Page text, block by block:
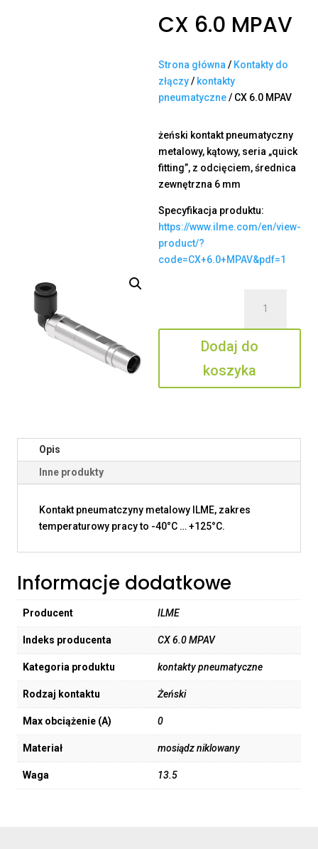
CX 6.0 MPAV
Strona główna / Kontakty do
złączy/ kontakty
pneumatyczne/ CX 6.0 MPAV
żeński kontakt pneumatyczny
metalowy, kątowy, seria „quick
fitting”, z odcięciem, średnica
zewnętrzna 6 mm
Specyfikacja produktu:
https://www.ilme.com/en/view-
product/?
code=CX+6.0+MPAV&pdf=1
6.0
MPAV
Dodaj do
koszyka
Opis
Inne produkty
Kontakt pneumatczyny metalowy ILME, zakres
temperaturowy pracy to -40°C … +125°C.
Informacje dodatkowe
Producent ILME
Indeks producenta CX 6.0 MPAV
Kategoria produktu kontakty pneumatyczne
Rodzaj kontaktu Żeński
Max obciążenie (A) 0
Materiał mosiądz niklowany
Waga 13.5